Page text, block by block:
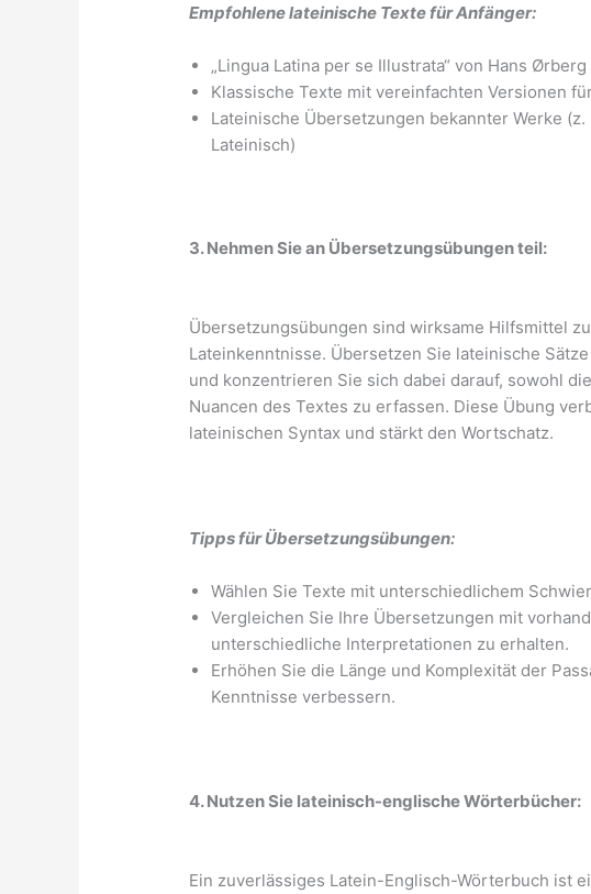
Empfohlene lateinische Texte für Anfänger:
„Lingua Latina per se Illustrata“ von Hans Ørberg
Klassische Texte mit vereinfachten Versionen
Lateinische Übersetzungen bekannter Werke (z.
Lateinisch)
3. Nehmen Sie an Übersetzungsübungen teil:
Übersetzungsübungen sind wirksame Hilfsmittel
Lateinkenntnisse. Übersetzen Sie lateinische
und konzentrieren Sie sich dabei darauf, sowohl
Nuancen des Textes zu erfassen. Diese Übung
lateinischen Syntax und stärkt den Wortschatz.
Tipps für Übersetzungsübungen:
Wählen Sie Texte mit unterschiedlichem
Vergleichen Sie Ihre Übersetzungen mit
unterschiedliche Interpretationen zu erhalten.
Erhöhen Sie die Länge und Komplexität der
Kenntnisse verbessern.
4. Nutzen Sie lateinisch-englische Wörterbücher:
Ein zuverlässiges Latein-Englisch-Wörterbuch ist